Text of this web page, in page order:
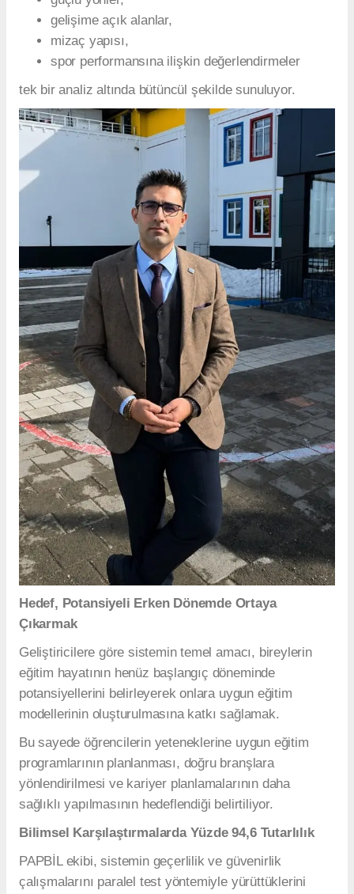
gelişime açık alanlar,
mizaç yapısı,
spor performansına ilişkin değerlendirmeler
tek bir analiz altında bütüncül şekilde sunuluyor.
Hedef, Potansiyeli Erken Dönemde Ortaya
Çıkarmak
Geliştiricilere göre sistemin temel amacı, bireylerin
eğitim hayatının henüz başlangıç döneminde
potansiyellerini belirleyerek onlara uygun eğitim
modellerinin oluşturulmasına katkı sağlamak.
Bu sayede öğrencilerin yeteneklerine uygun eğitim
programlarının planlanması, doğru branşlara
yönlendirilmesi ve kariyer planlamalarının daha
sağlıklı yapılmasının hedeflendiği belirtiliyor.
Bilimsel Karşılaştırmalarda Yüzde 94,6 Tutarlılık
PAPBİL ekibi, sistemin geçerlilik ve güvenirlik
çalışmalarını paralel test yöntemiyle yürüttüklerini